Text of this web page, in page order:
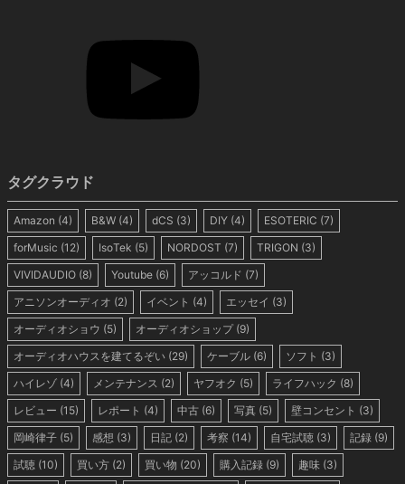
タグクラウド
Amazon (4) B&W (4) dCS (3) DIY (4) ESOTERIC (7)
forMusic (12) IsoTek (5) NORDOST (7) TRIGON (3)
VIVIDAUDIO (8) Youtube (6) アッコルド (7)
アニソンオーディオ (2) イベント (4) エッセイ (3)
オーディオショウ (5) オーディオショップ(9)
オーディオハウスを建てるぞい (29) ケーブル (6) ソフト (3)
ハイレゾ (4) メンテナンス (2) ヤフオク (5) ライフハック (8)
レビュー (15) レポート (4) 中古 (6) 写真 (5) 壁コンセント (3)
岡崎律子 (5) 感想 (3) 日記 (2) 考察 (14) 自宅試聴 (3) 記録 (9)
試聴 (10) 買い方 (2) 買い物 (20) 購入記録 (9) 趣味 (3)